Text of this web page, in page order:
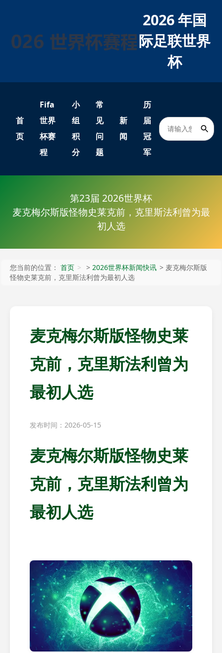
2026 年国
际足联世界
杯
首
页
Fifa
世界
杯赛
程
小
组
积
分
常
见
问
题
新
闻
历
届
冠
军
第23届 2026世界杯
麦克梅尔斯版怪物史莱克前，克里斯法利曾为最
初人选
您当前的位置： 首页 > 2026世界杯新闻快讯 > 麦克梅尔斯版
怪物史莱克前，克里斯法利曾为最初人选
麦克梅尔斯版怪物史莱
克前，克里斯法利曾为
最初人选
发布时间：2026-05-15
麦克梅尔斯版怪物史莱
克前，克里斯法利曾为
最初人选